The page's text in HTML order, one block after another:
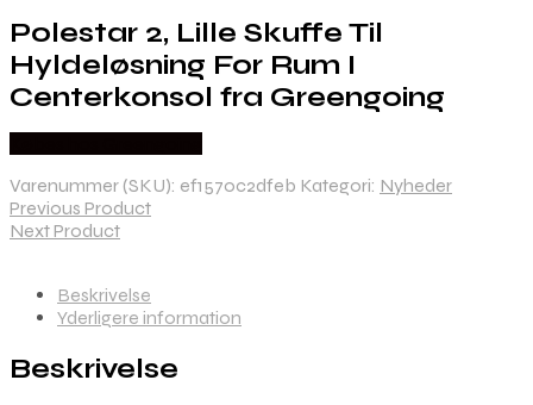
Polestar 2, Lille Skuffe Til
Hyldeløsning For Rum I
Centerkonsol fra Greengoing
Varenummer (SKU): ef1570c2dfeb Kategori: Nyheder
Previous Product
Next Product
Beskrivelse
Yderligere information
Beskrivelse